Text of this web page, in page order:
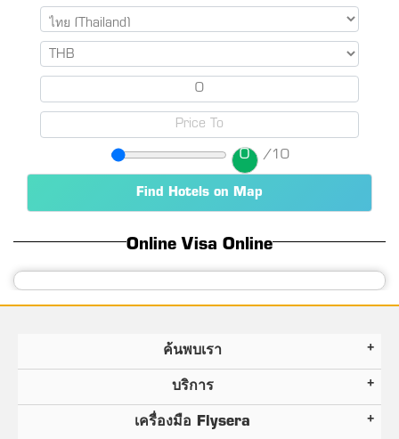
0 /10
Online Visa Online
ค้นพบเรา
บริการ
เครื่องมือ Flysera